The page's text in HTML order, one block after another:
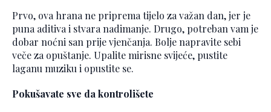
Prvo, ova hrana ne priprema tijelo za važan dan, jer je
puna aditiva i stvara nadimanje. Drugo, potreban vam je
dobar noćni san prije vjenčanja. Bolje napravite sebi
veče za opuštanje. Upalite mirisne svijeće, pustite
laganu muziku i opustite se.
Pokušavate sve da kontrolišete